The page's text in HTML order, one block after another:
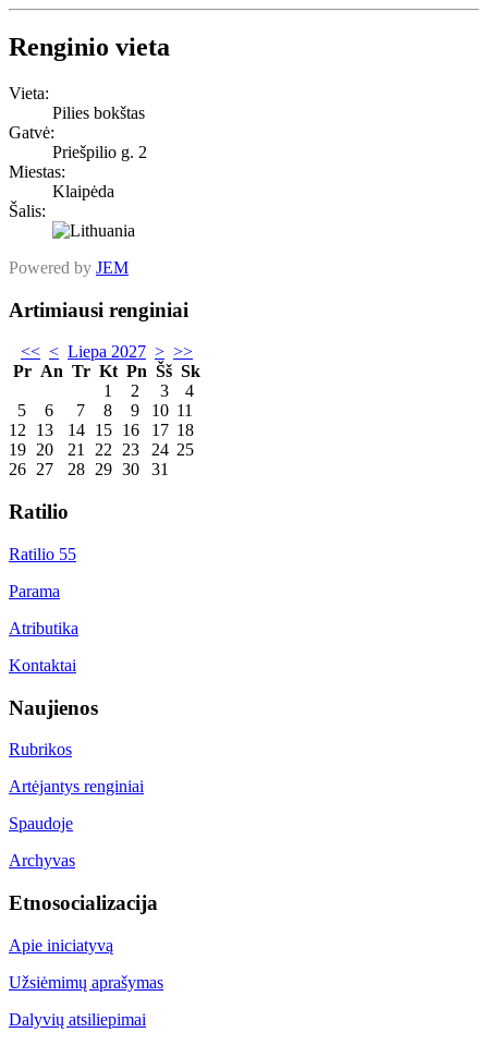
Renginio vieta
Vieta:
Pilies bokštas
Gatvė:
Priešpilio g. 2
Miestas:
Klaipėda
Šalis:
Powered by JEM
Artimiausi renginiai
<< < Liepa 2027 > >>
Pr An Tr Kt Pn Šš Sk
1
2 3
4
5
6 7 8 9 10 11
12
13 14 15 16 17 18
19 20 21 22 23 24 25
26 27 28 29 30 31
Ratilio
Ratilio 55
Parama
Atributika
Kontaktai
Naujienos
Rubrikos
Artėjantys renginiai
Spaudoje
Archyvas
Etnosocializacija
Apie iniciatyvą
Užsiėmimų aprašymas
Dalyvių atsiliepimai